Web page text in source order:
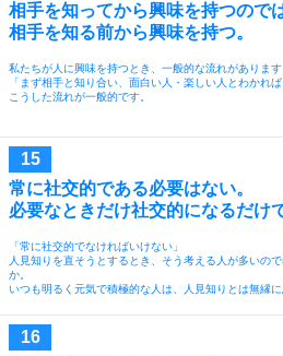
相手を知ってから興味を持つので
相手を知る前から興味を持つ。
私たちが人に興味を持つとき、一般的な流れがあります
「まず相手と知り合い、面白い人・楽しい人とわかれば
こうした流れが一般的です。
常に社交的である必要はない。
必要なときだけ社交的になるだけ
「常に社交的でなければいけない」
人見知りを直そうとするとき、そう考える人が多いの
か。
いつも明るく元気で積極的な人は、人見知りとは無縁に